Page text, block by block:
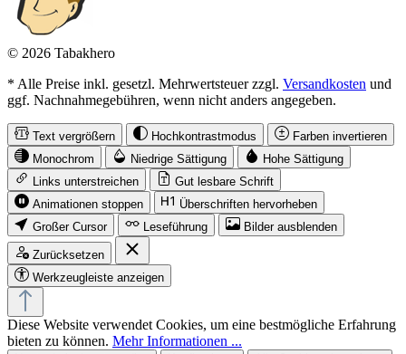
© 2026 Tabakhero
* Alle Preise inkl. gesetzl. Mehrwertsteuer zzgl. Versandkosten und
ggf. Nachnahmegebühren, wenn nicht anders angegeben.
Text vergrößern Hochkontrastmodus
Farben invertieren
Monochrom
Niedrige Sättigung
Hohe Sättigung
Links unterstreichen
Gut lesbare Schrift
Animationen stoppen
Überschriften hervorheben
Großer Cursor
Leseführung Bilder ausblenden
Zurücksetzen
Werkzeugleiste anzeigen
Diese Website verwendet Cookies, um eine bestmögliche Erfahrung
bieten zu können. Mehr Informationen ...